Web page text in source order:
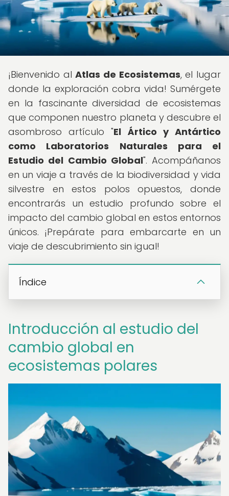
¡Bienvenido alAtlas de Ecosistemas, el lugar
donde la exploración cobra vida! Sumérgete
en la fascinante diversidad de ecosistemas
que componen nuestro planeta y descubre el
asombroso artículo "El Ártico y Antártico
como Laboratorios Naturales para el
Estudio del Cambio Global". Acompáñanos
en un viaje a través de la biodiversidad y vida
silvestre en estos polos opuestos, donde
encontrarás un estudio profundo sobre el
impacto del cambio global en estos entornos
únicos. ¡Prepárate para embarcarte en un
viaje de descubrimiento sin igual!
Índice
Introducción al estudio del
cambio global en
ecosistemas polares